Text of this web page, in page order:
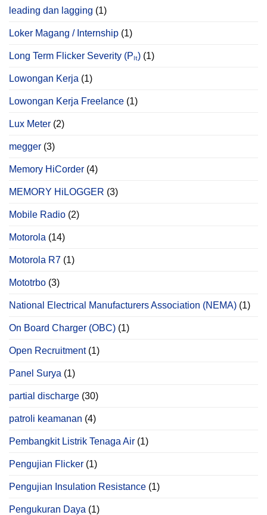
leading dan lagging (1)
Loker Magang / Internship (1)
Long Term Flicker Severity (Pₗₜ) (1)
Lowongan Kerja (1)
Lowongan Kerja Freelance (1)
Lux Meter (2)
megger (3)
Memory HiCorder (4)
MEMORY HiLOGGER (3)
Mobile Radio (2)
Motorola (14)
Motorola R7 (1)
Mototrbo (3)
National Electrical Manufacturers Association (NEMA) (1)
On Board Charger (OBC) (1)
Open Recruitment(1)
Panel Surya (1)
partial discharge (30)
patroli keamanan (4)
Pembangkit Listrik Tenaga Air (1)
Pengujian Flicker (1)
Pengujian Insulation Resistance (1)
Pengukuran Daya (1)